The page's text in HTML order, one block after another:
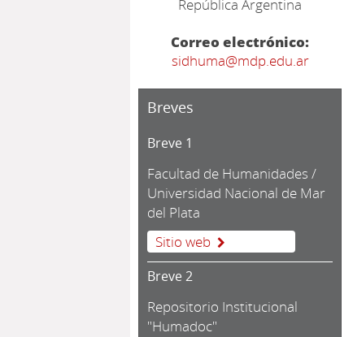
República Argentina
Correo electrónico:
sidhuma@mdp.edu.ar
Breves
Breve 1
Facultad de Humanidades /
Universidad Nacional de Mar
del Plata
Sitio web
Breve 2
Repositorio Institucional
"Humadoc"